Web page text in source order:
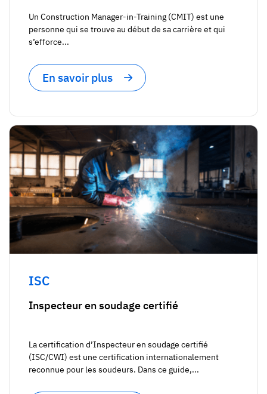
Un Construction Manager-in-Training (CMIT) est une
personne qui se trouve au début de sa carrière et qui
s’efforce...
En savoir plus
ISC
Inspecteur en soudage certifié
La certification d’Inspecteur en soudage certifié
(ISC/CWI) est une certification internationalement
reconnue pour les soudeurs. Dans ce guide,...